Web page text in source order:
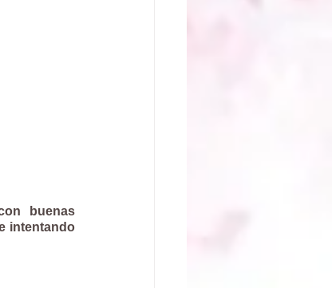
buenas
intentando